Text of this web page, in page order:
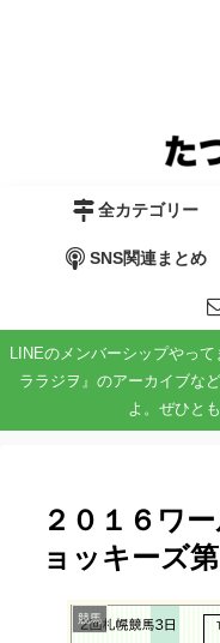
全カテゴリー
SNS関連まとめ
LINEのメンバーシップやっ
ララジヲ』のアーカイブな
よ。ぜひと
２０１６ワ
ョッキーズ
競馬